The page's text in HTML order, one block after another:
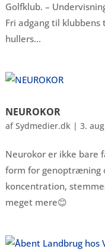
Golfklub. –
Fri adgang til
hullers...
NEUROKOR
afSydmedier.dk| 3.
Neurokor er ikke bare
form for genoptræning
koncentration,
meget mere😊